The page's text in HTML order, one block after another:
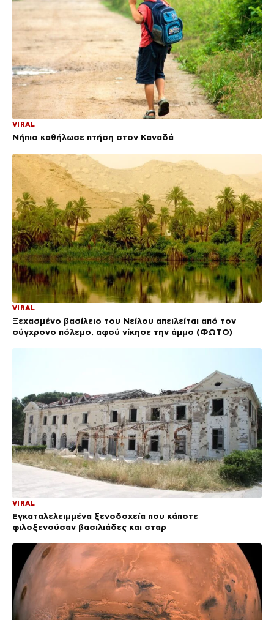
VIRAL
Νήπιο καθήλωσε πτήση στον Καναδά
VIRAL
Ξεχασμένο βασίλειο του Νείλου απειλείται από τον
σύγχρονο πόλεμο, αφού νίκησε την άμμο (ΦΩΤΟ)
VIRAL
Εγκαταλελειμμένα ξενοδοχεία που κάποτε
φιλοξενούσαν βασιλιάδες και σταρ